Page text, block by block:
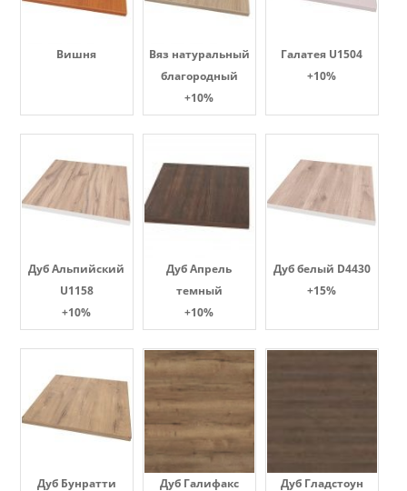
Вишня
Вяз натуральный
благородный
+10%
Галатея U1504
+10%
Дуб Альпийский
U1158
+10%
Дуб Апрель
темный
+10%
Дуб белый D4430
+15%
Дуб Бунратти
Дуб Галифакс
Дуб Гладстоун